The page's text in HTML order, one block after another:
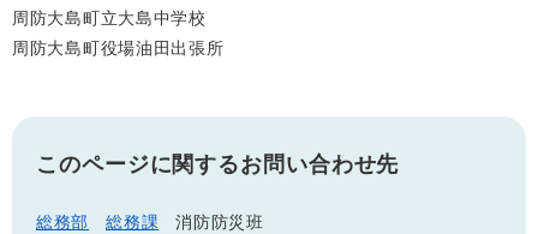
周防大島町立大島中学校
周防大島町役場油田出張所
このページに関するお問い合わせ先
総務部 総務課
消防防災班